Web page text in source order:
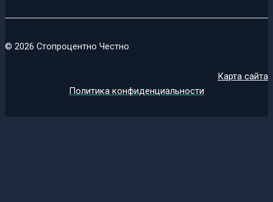
© 2026 Стопроцентно Честно
Карта сайта
Политика конфиденциальности